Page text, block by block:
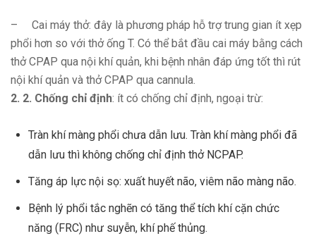
– Cai máy thở: đây là phương pháp hỗ trợ trung gian ít xẹp
phổi hơn so với thở ống T. Có thể bắt đầu cai máy bằng cách
thở CPAP qua nội khí quản, khi bệnh nhân đáp ứng tốt thì rút
nội khí quản và thở CPAP qua cannula.
2. 2. Chống chỉ định: ít có chống chỉ định, ngoại trừ:
Tràn khí màng phổi chưa dẫn lưu. Tràn khí màng phổi đã
dẫn lưu thì không chống chỉ định thở NCPAP.
Tăng áp lực nội sọ: xuất huyết não, viêm não màng não.
Bệnh lý phổi tắc nghẽn có tăng thể tích khí cặn chức
năng (FRC) như suyễn, khí phế thủng.